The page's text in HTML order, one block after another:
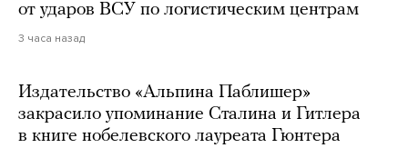
от ударов ВСУ по логистическим центрам
3 часа назад
Издательство «Альпина Паблишер»
закрасило упоминание Сталина и Гитлера
в книге нобелевского лауреата Гюнтера